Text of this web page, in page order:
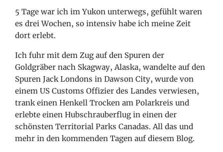
5 Tage war ich im Yukon unterwegs, gefühlt waren
es drei Wochen, so intensiv habe ich meine Zeit
dort erlebt.
Ich fuhr mit dem Zug auf den Spuren der
Goldgräber nach Skagway, Alaska, wandelte auf den
Spuren Jack Londons in Dawson City, wurde von
einem US Customs Offizier des Landes verwiesen,
trank einen Henkell Trocken am Polarkreis und
erlebte einen Hubschrauberflugin einen der
schönsten Territorial Parks Canadas. All das und
mehr in den kommendenTagen auf diesem Blog.